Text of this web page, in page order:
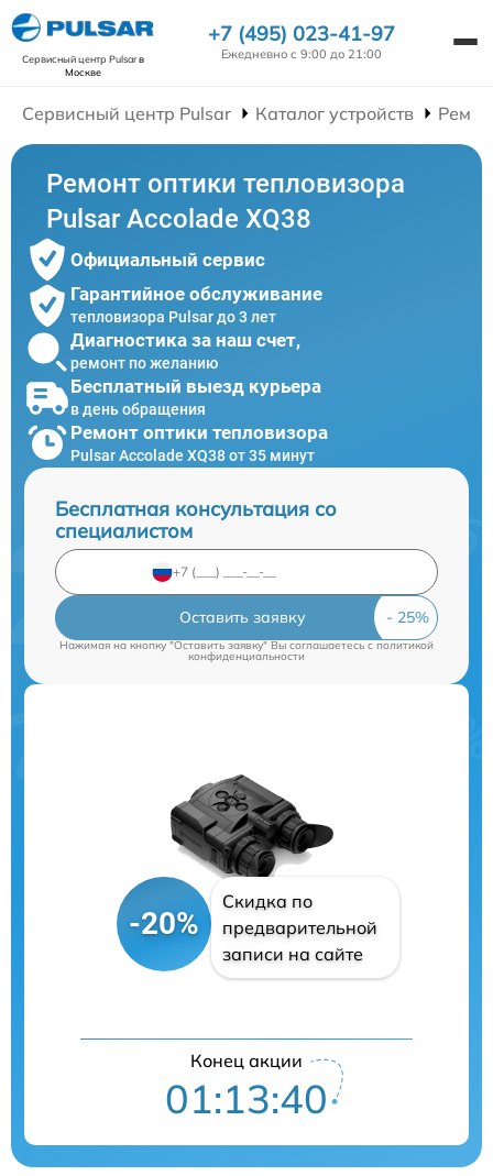
Сервисный центр Pulsarв
Москве
+7 (495) 023-41-97
Ежедневно с 9:00 до 21:00
Сервисный центр Pulsar Каталог устройств
Ремонт оптики тепловизора
Pulsar Accolade XQ38
Официальный сервис
Гарантийное обслуживание
тепловизора Pulsar до 3 лет
Диагностика за наш счет,
ремонт по желанию
Бесплатный выезд курьера
в день обращения
Ремонт оптики тепловизора
Pulsar Accolade XQ38 от 35 минут
Бесплатная консультация со
специалистом
Оставить заявку
Нажимая на кнопку "Оставить заявку" Вы соглашаетесь cполитикой
конфиденциальности
-20%
Скидка по
предварительной
записи на сайте
Конец акции
01:13:39